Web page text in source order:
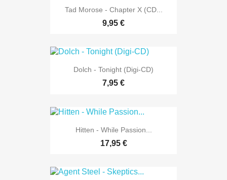
Tad Morose - Chapter X (CD...
9,95 €
Dolch - Tonight (Digi-CD)
7,95 €
Hitten - While Passion...
17,95 €